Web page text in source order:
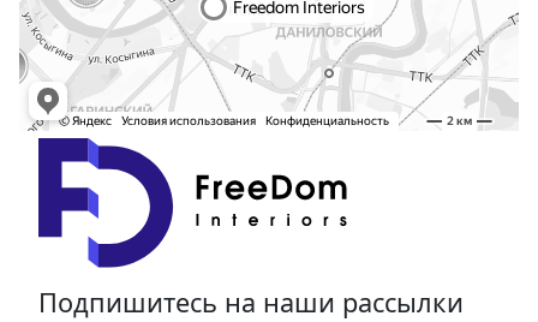
Подпишитесь на наши рассылки